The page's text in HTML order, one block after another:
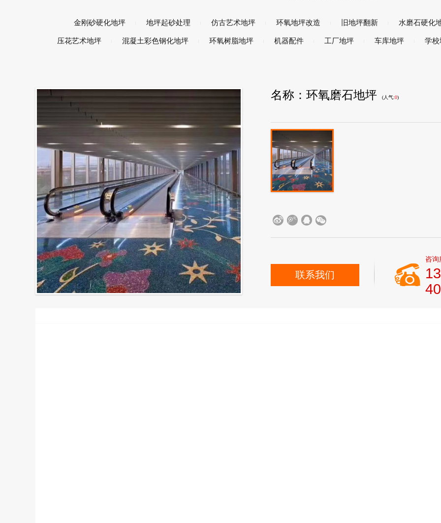
金刚砂硬化地坪 地坪起砂处理 仿古艺术地坪 环氧地坪改造 旧地坪翻新 水磨石硬化
压花艺术地坪 混凝土彩色钢化地坪 环氧树脂地坪 机器配件 工厂地坪 车库地坪 学校
环氧磨石地坪 (人气:0)
联系我们
咨询